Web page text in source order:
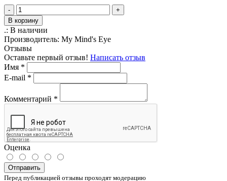
-
+
В корзину
.: В наличии
Производитель: My Mind's Eye
Отзывы
Оставьте первый отзыв! Написать отзыв
Имя *
E-mail *
Комментарий *
Оценка
Отправить
Перед публикацией отзывы проходят модерацию